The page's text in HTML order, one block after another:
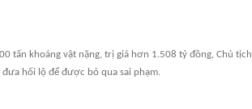
tấn khoáng vật nặng, trị giá hơn 1.508 tỷ đồng, Chủ tịch
hối lộ để được bỏ qua sai phạm.